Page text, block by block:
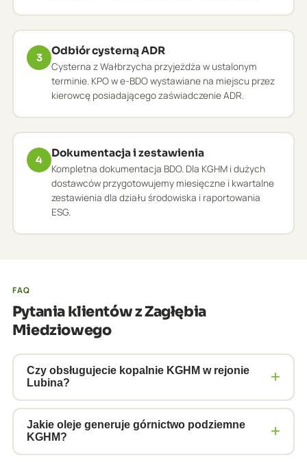
3
Odbiór cysterną ADR
Cysterna z Wałbrzycha przyjeżdża w ustalonym
terminie. KPO w e-BDO wystawiane na miejscu przez
kierowcę posiadającego zaświadczenie ADR.
4
Dokumentacja i zestawienia
Kompletna dokumentacja BDO. Dla KGHM i dużych
dostawców przygotowujemy miesięczne i kwartalne
zestawienia dla działu środowiska i raportowania
ESG.
FAQ
Pytania klientów z Zagłębia
Miedziowego
Czy obsługujecie kopalnie KGHM w rejonie
Lubina?
+
Tak, obsługujemy zakłady górnicze i hutnicze w
Zagłębiu Miedziowym. Kopalnie KGHM generują
ogromne ilości olejów hydraulicznych z maszyn
Jakie oleje generuje górnictwo podziemne
KGHM?
+